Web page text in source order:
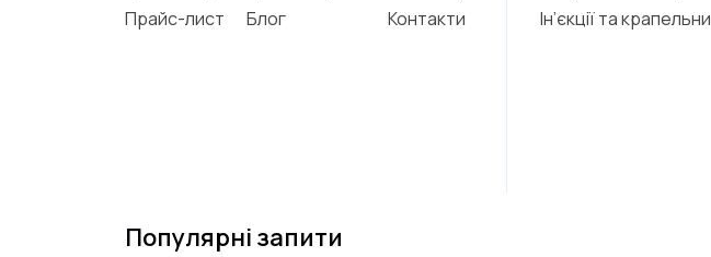
Прайс-лист
Блог Контакти
Ін’єкції та
Популярні запити